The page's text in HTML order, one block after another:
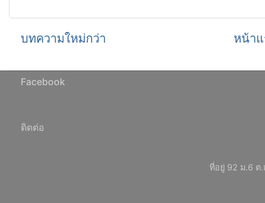
บทความใหม่กว่า หน้า
Facebook
ติดต่อ
ที่อยู่ 92 ม.6 ต.